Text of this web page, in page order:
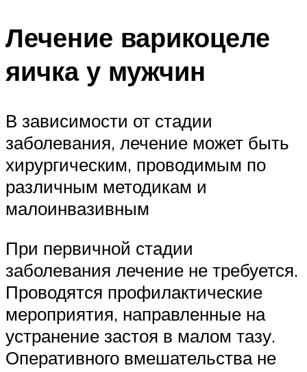
Лечение варикоцеле
яичка у мужчин
В зависимости от стадии
заболевания, лечение может быть
хирургическим, проводимым по
различным методикам и
малоинвазивным
При первичной стадии
заболевания лечение не требуется.
Проводятся профилактические
мероприятия, направленные на
устранение застоя в малом тазу.
Оперативного вмешательства не